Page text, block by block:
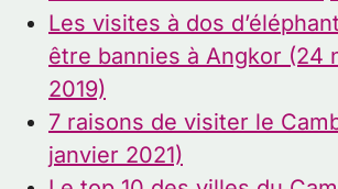
Les visites à dos
être bannies à Angkor (24
2019)
7 raisons de visiter le
janvier 2021)